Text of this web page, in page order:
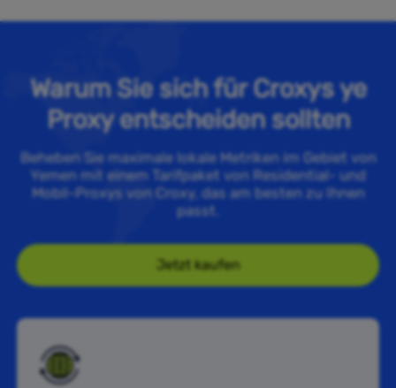
Warum Sie sich für Croxys ye
Proxy entscheiden sollten
Beheben Sie maximale lokale Metriken im Gebiet von
Yemen mit einem Tarifpaket von Residential- und
Mobil-Proxys von Croxy, das am besten zu Ihnen
passt.
Jetzt kaufen